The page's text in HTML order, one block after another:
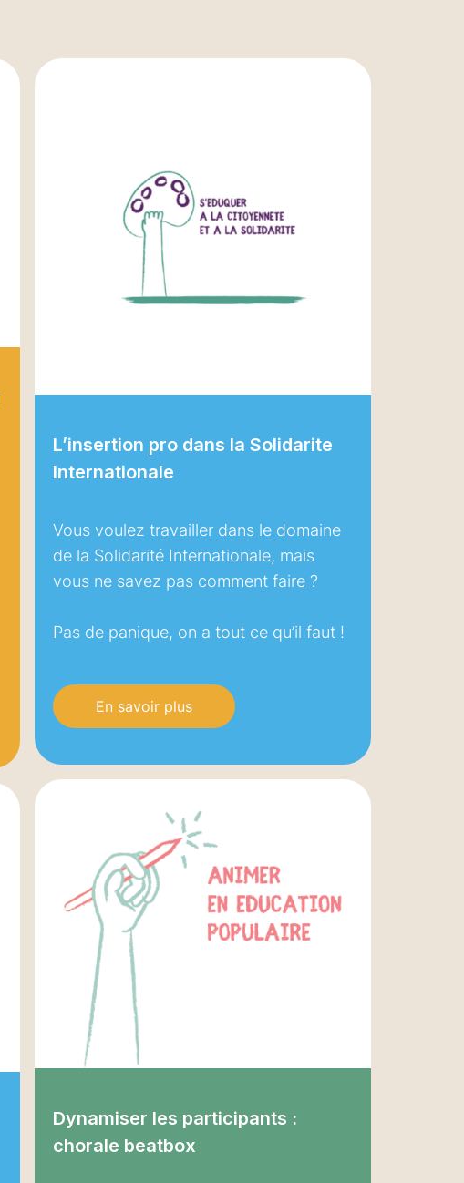
L’insertion pro dans la Solidarite
Internationale
Vous voulez travailler dans le domaine
de la Solidarité Internationale, mais
vous ne savez pas comment faire ?
Pas de panique, on a tout ce qu’il faut !
En savoir plus
Dynamiser les participants :
chorale beatbox